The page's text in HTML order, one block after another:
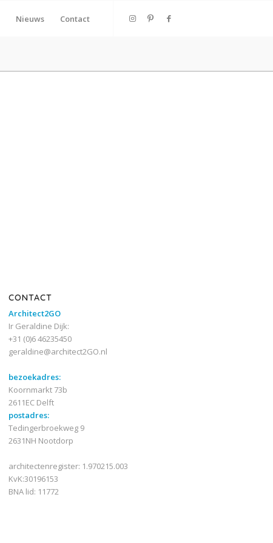
Nieuws Contact
CONTACT
Architect2GO
Ir Geraldine Dijk:
+31 (0)6 46235450
geraldine@architect2GO.nl
bezoekadres:
Koornmarkt 73b
2611EC Delft
postadres:
Tedingerbroekweg 9
2631NH Nootdorp
architectenregister: 1.970215.003
KvK:30196153
BNA lid: 11772